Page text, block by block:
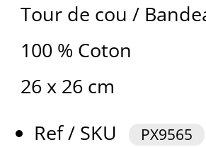
Tour de cou /
100 % Coton
26 x 26 cm
Ref / SKU
PX9565